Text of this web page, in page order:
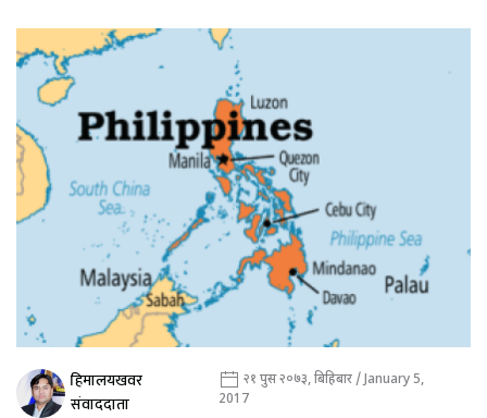
हिमालयखवर
संवाददाता
२१ पुस २०७३, बिहिबार / January 5,
2017